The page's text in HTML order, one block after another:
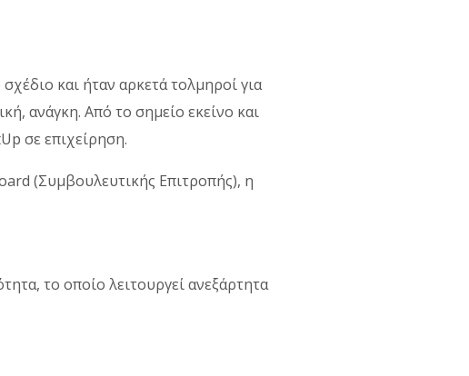
και ήταν αρκετά τολμηροί για
ανάγκη. Από το σημείο εκείνο και
σε επιχείρηση.
(Συμβουλευτικής Επιτροπής), η
το οποίο λειτουργεί ανεξάρτητα